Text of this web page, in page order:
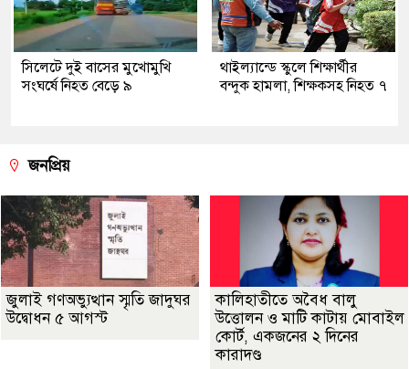
সিলেটে দুই বাসের মুখোমুখি
সংঘর্ষে নিহত বেড়ে ৯
থাইল্যান্ডে স্কুলে শিক্ষার্থীর
বন্দুক হামলা, শিক্ষকসহ নিহত ৭
জনপ্রিয়
জুলাই গণঅভ্যুত্থান স্মৃতি জাদুঘর
উদ্বোধন ৫ আগস্ট
কালিহাতীতে অবৈধ বালু
উত্তোলন ও মাটি কাটায় মোবাইল
কোর্ট, একজনের ২ দিনের
কারাদণ্ড